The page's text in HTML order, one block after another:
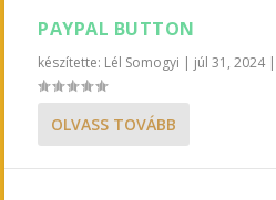
PAYPAL BUTTON
készítette: Lél Somogyi | júl 31, 2024|
OLVASS TOVÁBB